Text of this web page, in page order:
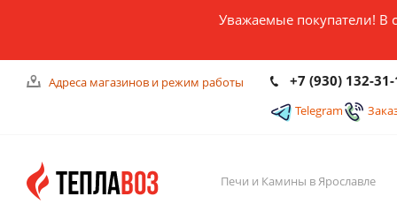
Уважаемые покупатели! В
Адреса магазинов и режим работы +7 (930) 132-
Telegram
Печи и Камины в Ярославле